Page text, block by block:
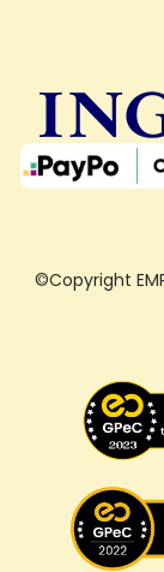
©Copyright